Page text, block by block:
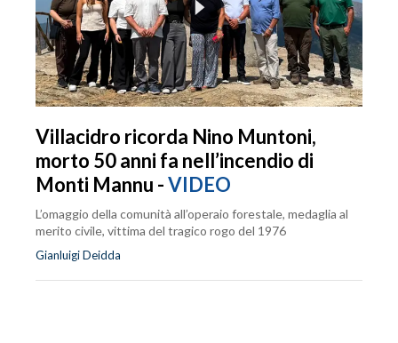
Villacidro ricorda Nino Muntoni,
morto 50 anni fa nell’incendio di
Monti Mannu -VIDEO
L’omaggio della comunità all’operaio forestale, medaglia al
merito civile, vittima del tragico rogo del 1976
Gianluigi Deidda